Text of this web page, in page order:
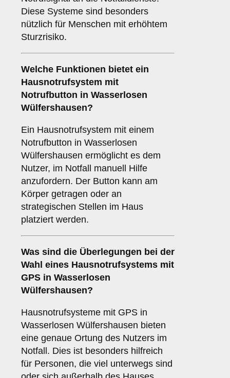
Diese Systeme sind besonders
nützlich für Menschen mit erhöhtem
Sturzrisiko.
Welche Funktionen bietet ein
Hausnotrufsystem mit
Notrufbutton in Wasserlosen
Wülfershausen?
Ein Hausnotrufsystem mit einem
Notrufbutton in Wasserlosen
Wülfershausen ermöglicht es dem
Nutzer, im Notfall manuell Hilfe
anzufordern. Der Button kann am
Körper getragen oder an
strategischen Stellen im Haus
platziert werden.
Was sind die Überlegungen bei der
Wahl eines Hausnotrufsystems mit
GPS in Wasserlosen
Wülfershausen?
Hausnotrufsysteme mit GPS in
Wasserlosen Wülfershausen bieten
eine genaue Ortung des Nutzers im
Notfall. Dies ist besonders hilfreich
für Personen, die viel unterwegs sind